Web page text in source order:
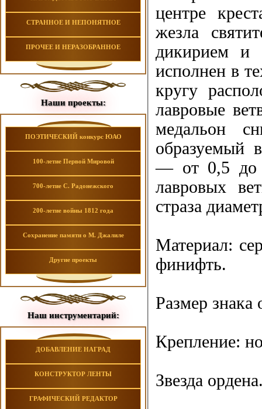
СТРАННОЕ И НЕПОНЯТНОЕ
ПРОЧЕЕ И НЕРАЗОБРАННОЕ
Наши проекты:
ПОЭТИЧЕСКИЙ конкурс ЮАО
100-летие Первой Мировой
700-летие С. Радонежского
200-летие войны 1812 года
Сохранение памяти о М. Джалиле
Другие проекты
Наш инструментарий:
ДОБАВЛЕНИЕ НАГРАД
КОНСТРУКТОР ЛЕНТЫ
ГРАФИЧЕСКИЙ РЕДАКТОР
центре
жезла
дикирием и
исполнен в
кругу
лавровые
медальон
образуемый
— от 0,5 до
лавровых
страза
Материал:
финифть.
Размер
Крепление:
Звезда